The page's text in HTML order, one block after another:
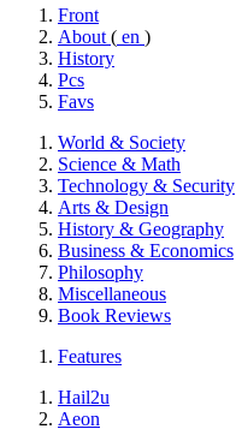
Front
About ( en )
History
Pcs
Favs
World & Society
Science & Math
Technology & Security
Arts & Design
History & Geography
Business & Economics
Philosophy
Miscellaneous
Book Reviews
Features
Hail2u
Aeon